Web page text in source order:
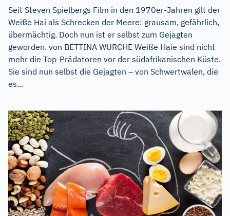
Seit Steven Spielbergs Film in den 1970er-Jahren gilt der
Weiße Hai als Schrecken der Meere: grausam, gefährlich,
übermächtig. Doch nun ist er selbst zum Gejagten
geworden. von BETTINA WURCHE Weiße Haie sind nicht
mehr die Top-Prädatoren vor der südafrikanischen Küste.
Sie sind nun selbst die Gejagten – von Schwertwalen, die
es...